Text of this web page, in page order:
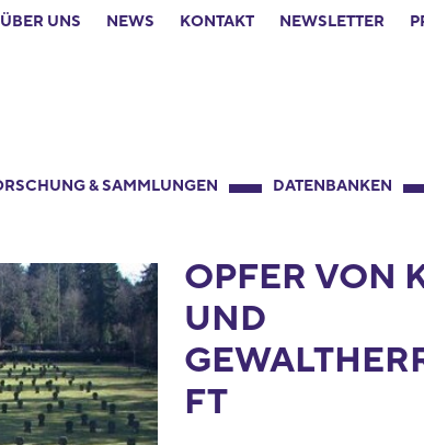
ÜBER UNS NEWS KONTAKT NEWSLETTER
& SAMMLUNGEN DATENBANKEN
OPFER VON
UND
FT